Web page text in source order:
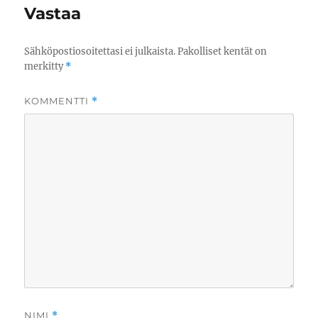
Vastaa
Sähköpostiosoitettasi ei julkaista. Pakolliset kentät on
merkitty*
KOMMENTTI *
NIMI